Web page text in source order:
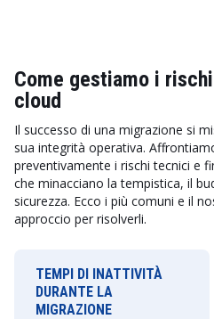
Come gestiamo i
cloud
Il successo di una migrazione si
sua integrità operativa.
preventivamente i rischi tecnici e
che minacciano la tempistica, il
sicurezza. Ecco i più comuni e il
approccio per risolverli.
TEMPI DI INATTIVITÀ
DURANTE LA
MIGRAZIONE